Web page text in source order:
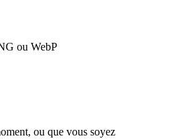
ou WebP
ou que vous soyez